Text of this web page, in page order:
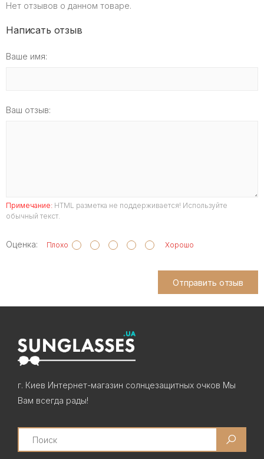
Нет отзывов о данном товаре.
Написать отзыв
Ваше имя:
Ваш отзыв:
Примечание: HTML разметка не поддерживается! Используйте
обычный текст.
Оценка: Плохо Хорошо
Отправить отзыв
г. Киев Интернет-магазин солнцезащитных очков Мы
Вам всегда рады!
Search